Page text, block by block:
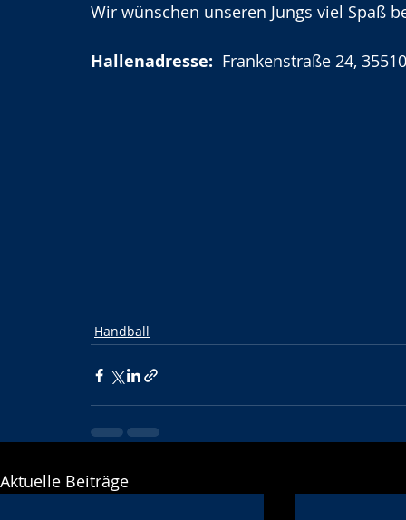
Wir wünschen unseren Jungs viel Spaß
Hallenadresse: Frankenstraße 24,
Handball
Aktuelle Beiträge